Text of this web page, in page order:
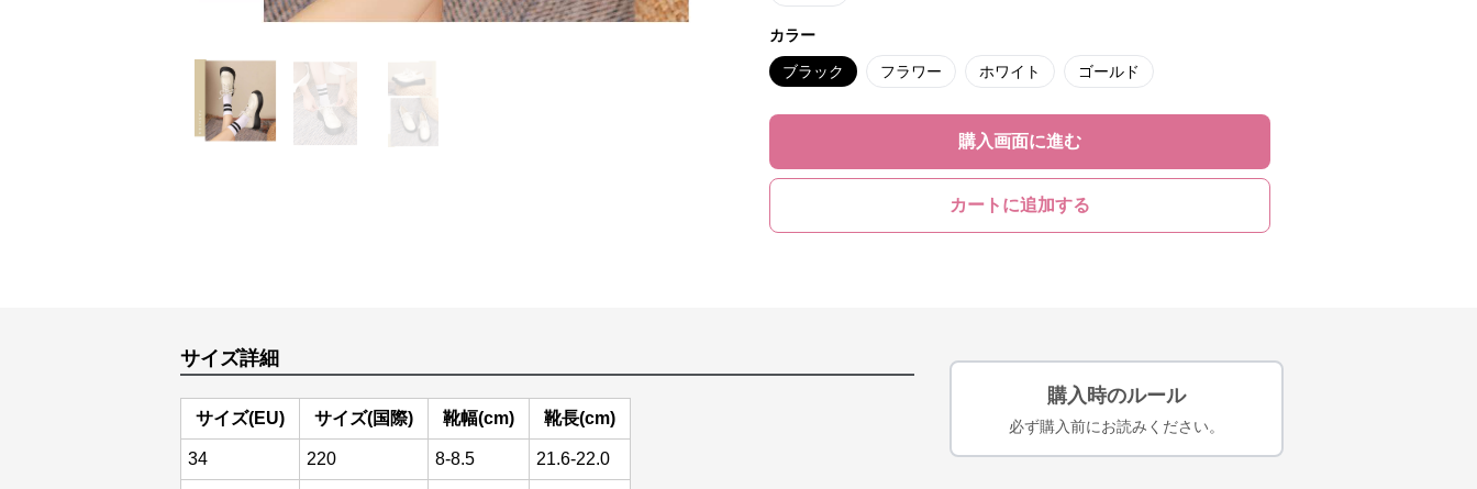
カラー
ブラック フラワー ホワイト ゴールド
購入画面に進む
カートに追加する
サイズ詳細
サイズ(EU) サイズ(国際) 靴幅(cm) 靴長(cm)
34 220 8-8.5 21.6-22.0
購入時のルール
必ず購入前にお読みください。